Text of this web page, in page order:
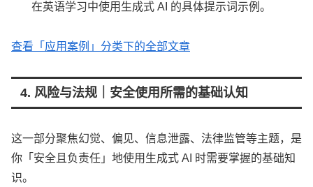
在英语学习中使用生成式 AI 的具体提示词示例。
查看「应用案例」分类下的全部文章
4. 风险与法规｜安全使用所需的基础认知
这一部分聚焦幻觉、偏见、信息泄露、法律监管等主题，是
你「安全且负责任」地使用生成式 AI 时需要掌握的基础知
识。